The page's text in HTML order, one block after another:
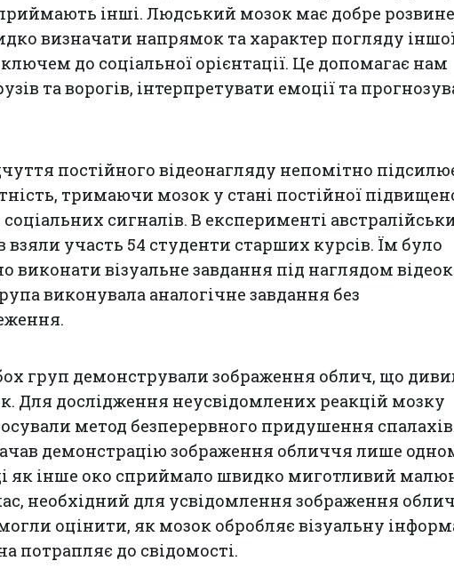
інші. Людський мозок має добре
визначати напрямок та характер погляду
до соціальної орієнтації. Це допомагає нам
та ворогів, інтерпретувати емоції та
постійного відеонагляду непомітно
тримаючи мозок у стані постійної
соціальних сигналів. В експерименті
взяли участь 54 студенти старших курсів. Їм було
виконати візуальне завдання під наглядом
виконувала аналогічне завдання без
груп демонстрували зображення облич, що
Для дослідження неусвідомлених реакцій мозку
метод безперервного придушення
демонстрацію зображення обличчя лише
як інше око сприймало швидко миготливий
необхідний для усвідомлення зображення
оцінити, як мозок обробляє візуальну
потрапляє до свідомості.